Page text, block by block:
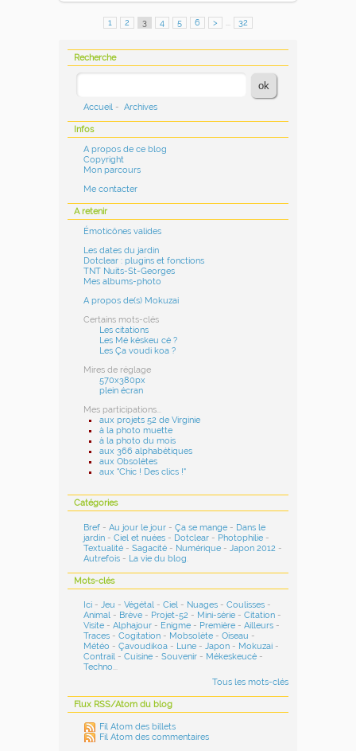
1 2 3 4 5 6 > ... 32
Recherche
Accueil - Archives
Infos
A propos de ce blog
Copyright
Mon parcours
Me contacter
A retenir
Émoticônes valides
Les dates du jardin
Dotclear : plugins et fonctions
TNT Nuits-St-Georges
Mes albums-photo
A propos de(s) Mokuzai
Certains mots-clés
Les citations
Les Mé késkeu cé ?
Les Ça voudi koa ?
Mires de réglage
570x380px
plein écran
Mes participations...
aux projets 52 de Virginie
à la photo muette
à la photo du mois
aux 366 alphabétiques
aux Obsolètes
aux "Chic ! Des clics !"
Catégories
Bref -Au jour le jour -Ça se mange - Dans le
jardin -Ciel et nuées - Dotclear - Photophilie -
Textualité -Sagacité - Numérique - Japon 2012 -
Autrefois - La vie du blog
Mots-clés
Ici -Jeu -Végétal -Ciel - Nuages -Coulisses -
Animal - Brève - Projet-52 - Mini-série -Citation -
Visite -Alphajour - Enigme - Première -Ailleurs -
Traces -Cogitation - Mobsolète -Oiseau -
Météo -Çavoudikoa - Lune -Japon - Mokuzai -
Contrail -Cuisine -Souvenir - Mékeskeucé -
Techno...
Tous les mots-clés
Flux RSS/Atom du blog
Fil Atom des billets
Fil Atom des commentaires